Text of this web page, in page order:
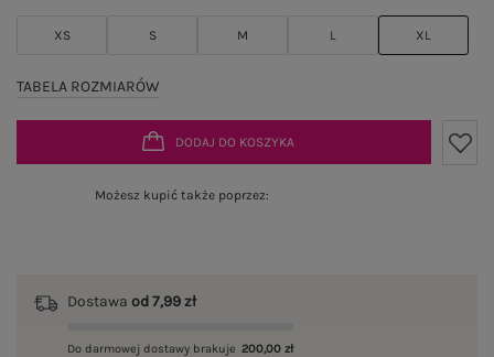
XS S M L XL
TABELA ROZMIARÓW
DODAJ DO KOSZYKA
Możesz kupić także poprzez:
Dostawa od 7,99 zł
Do darmowej dostawy brakuje 200,00 zł